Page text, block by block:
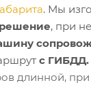
. Мы
, при
с ГИБДД.
длинной, при